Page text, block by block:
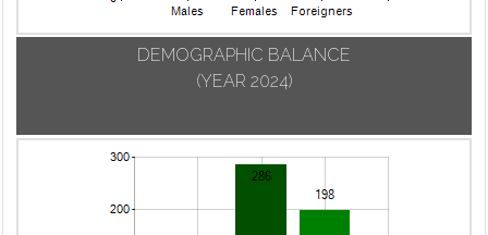
DEMOGRAPHIC BALANCE
(YEAR 2024)